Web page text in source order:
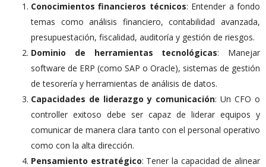
Conocimientos financieros técnicos: Entender a fondo
temas como análisis financiero, contabilidad avanzada,
presupuestación, fiscalidad, auditoría y gestión de riesgos.
Dominio de herramientas tecnológicas: Manejar
software de ERP (como SAP o Oracle), sistemas de gestión
de tesorería y herramientas de análisis de datos.
Capacidades de liderazgo y comunicación: Un CFO o
controller exitoso debe ser capaz de liderar equipos y
comunicar de manera clara tanto con el personal operativo
como con la alta dirección.
Pensamiento estratégico: Tener la capacidad de alinear